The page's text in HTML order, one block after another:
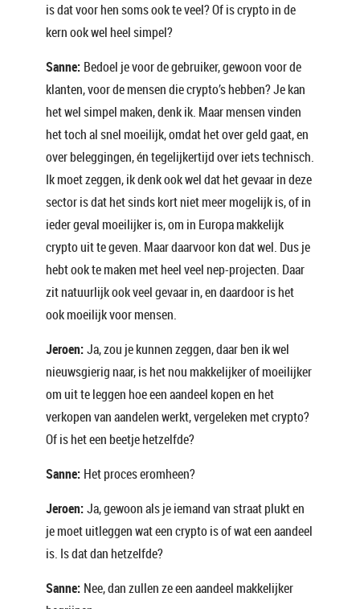
is dat voor hen soms ook te veel? Of is crypto in de
kern ook wel heel simpel?
Sanne: Bedoel je voor de gebruiker, gewoon voor de
klanten, voor de mensen die crypto’s hebben? Je kan
het wel simpel maken, denk ik. Maar mensen vinden
het toch al snel moeilijk, omdat het over geld gaat, en
over beleggingen, én tegelijkertijd over iets technisch.
Ik moet zeggen, ik denk ook wel dat het gevaar in deze
sector is dat het sinds kort niet meer mogelijk is, of in
ieder geval moeilijker is, om in Europa makkelijk
crypto uit te geven. Maar daarvoor kon dat wel. Dus je
hebt ook te maken met heel veel nep-projecten. Daar
zit natuurlijk ook veel gevaar in, en daardoor is het
ook moeilijk voor mensen.
Jeroen:Ja, zou je kunnen zeggen, daar ben ik wel
nieuwsgierig naar, is het nou makkelijker of moeilijker
om uit te leggen hoe een aandeel kopen en het
verkopen van aandelen werkt, vergeleken met crypto?
Of is het een beetje hetzelfde?
Sanne: Het proces eromheen?
Jeroen:Ja, gewoon als je iemand van straat plukt en
je moet uitleggen wat een crypto is of wat een aandeel
is. Is dat dan hetzelfde?
Sanne: Nee, dan zullen ze een aandeel makkelijker